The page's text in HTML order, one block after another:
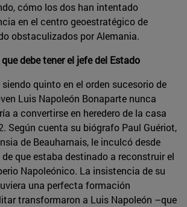
cómo los dos han intentado
en el centro geoestratégico de
obstaculizados por Alemania.
debe tener el jefe del Estado
quinto en el orden sucesorio de
Luis Napoleón Bonaparte nunca
a convertirse en heredero de la casa
Según cuenta su biógrafo Paul Guériot,
de Beauharnais, le inculcó desde
que estaba destinado a reconstruir el
Napoleónico. La insistencia de su
una perfecta formación
transformaron a Luis Napoleón –que